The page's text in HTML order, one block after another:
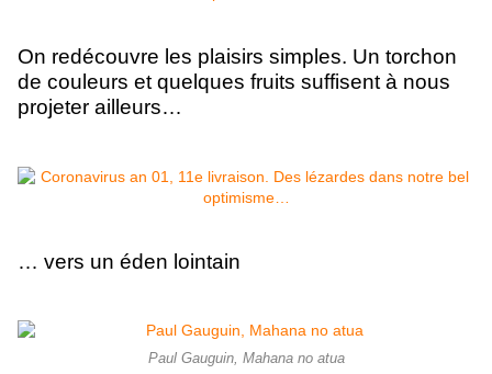
On redécouvre les plaisirs simples. Un torchon
de couleurs et quelques fruits suffisent à nous
projeter ailleurs…
… vers un éden lointain
Paul Gauguin, Mahana no atua